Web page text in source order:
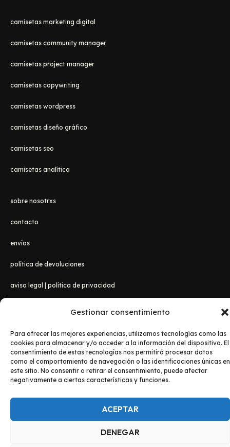
Gestionar consentimiento
Para ofrecer las mejores experiencias, utilizamos tecnologías como las
cookies para almacenar y/o acceder a la información del dispositivo. El
consentimiento de estas tecnologías nos permitirá procesar datos
como el comportamiento de navegación o las identificaciones únicas en
este sitio. No consentir o retirar el consentimiento, puede afectar
negativamente a ciertas características y funciones.
ACEPTAR
DENEGAR
camisetas marketing digital
camisetas community manager
camisetas project manager
camisetas copywriting
camisetas wordpress
camisetas diseño gráfico
camisetas seo
camisetas analítica
sobre nosotrxs
contacto
envíos
política de devoluciones
aviso legal política de privacidad
Copyright © 2026 Lanzadanosa Camisetas